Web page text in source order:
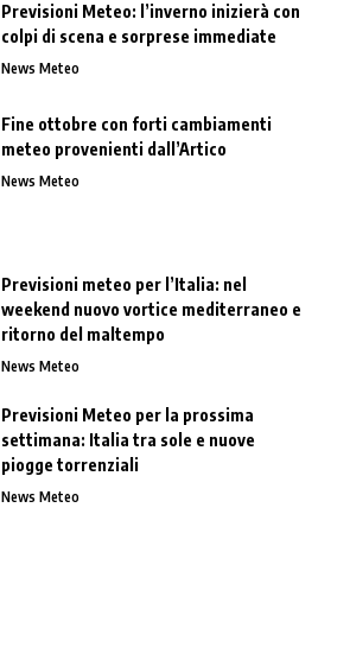
Previsioni Meteo: l’inverno inizierà con
colpi di scena e sorprese immediate
News Meteo
Fine ottobre con forti cambiamenti
meteo provenienti dall’Artico
News Meteo
Previsioni meteo per l’Italia: nel
weekend nuovo vortice mediterraneo e
ritorno del maltempo
News Meteo
Previsioni Meteo per la prossima
settimana: Italia tra sole e nuove
piogge torrenziali
News Meteo